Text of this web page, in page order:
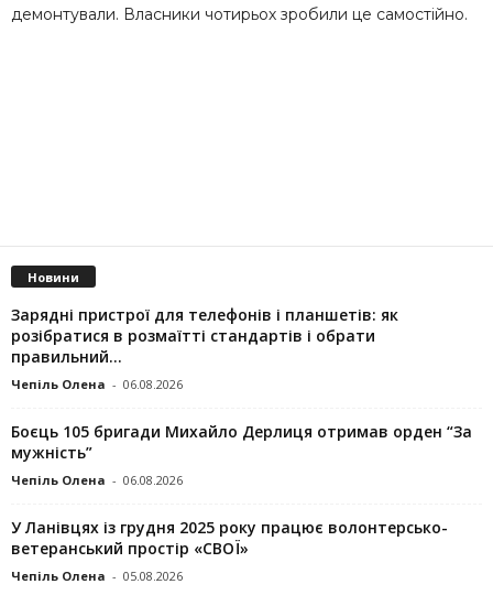
демонтували. Власники чотирьох зробили це самостійно.
Новини
Зарядні пристрої для телефонів і планшетів: як
розібратися в розмаїтті стандартів і обрати
правильний...
Чепіль Олена - 06.08.2026
Боєць 105 бригади Михайло Дерлиця отримав орден “За
мужність”
Чепіль Олена - 06.08.2026
У Ланівцях із грудня 2025 року працює волонтерсько-
ветеранський простір «СВОЇ»
Чепіль Олена - 05.08.2026